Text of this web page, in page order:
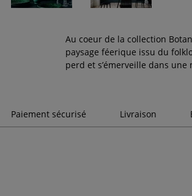
Au coeur de la collection
paysage féerique issu du
perd et s’émerveille dans
Paiement sécurisé Livraison